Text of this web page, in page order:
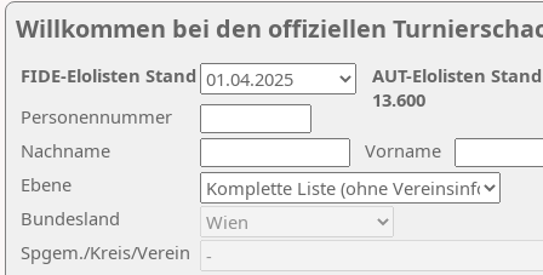
Willkommen bei den offiziellen
Nachname
Vorname
Ebene
Personennummer
Bundesland
Spgem./Kreis/Verein
AUT-Elolisten
13.600
FIDE-Elolisten Stand